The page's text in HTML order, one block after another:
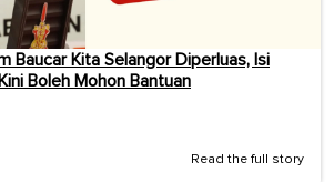
Baucar Kita Selangor Diperluas, Isi
Boleh Mohon Bantuan
Read the full story